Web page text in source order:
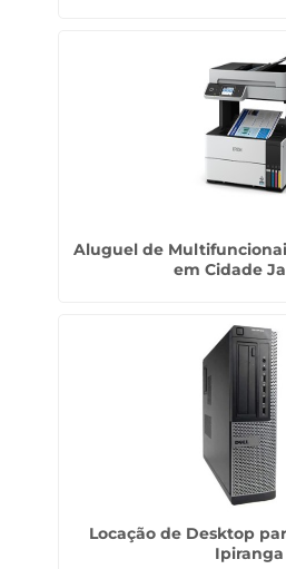
Aluguel de
em Cidade
Locação de Desktop
Ipiranga